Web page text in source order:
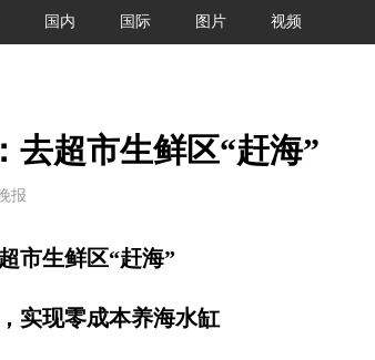
国内 国际 图片 视频
去超市生鲜区“赶海”
报
市生鲜区“赶海”
实现零成本养海水缸